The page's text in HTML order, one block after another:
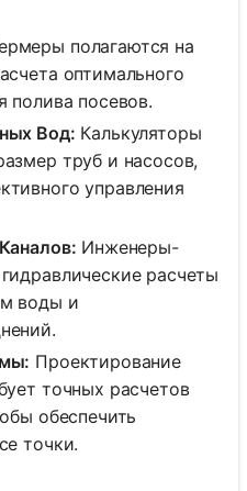
полагаются на
оптимального
полива посевов.
Вод: Калькуляторы
труб и насосов,
управления
Инженеры-
расчеты
воды и
Проектирование
точных расчетов
обеспечить
точки.